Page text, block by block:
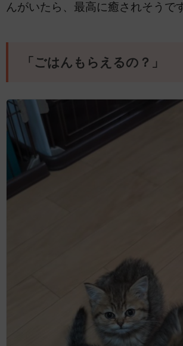
んがいたら、最高に癒されそうで
「ごはんもらえるの？」